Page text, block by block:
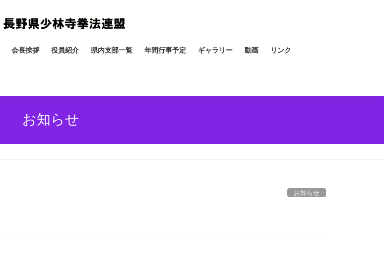
会長挨拶 役員紹介 県内支部一覧 年間行事予定 ギャラリー 動画 リンク
お知らせ
お知らせ